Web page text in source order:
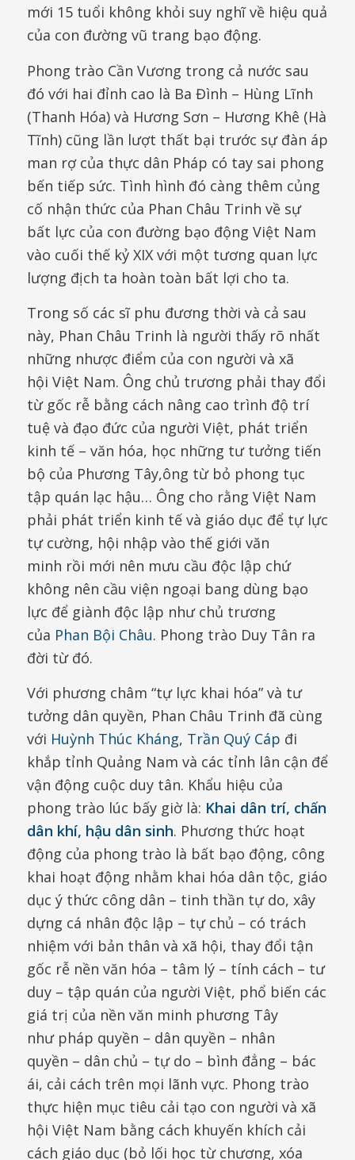
mới 15 tuổi không khỏi suy nghĩ về hiệu quả
của con đường vũ trang bạo động.
Phong trào Cần Vương trong cả nước sau
đó với hai đỉnh cao là Ba Đình – Hùng Lĩnh
(Thanh Hóa) và Hương Sơn – Hương Khê (Hà
Tĩnh) cũng lần lượt thất bại trước sự đàn áp
man rợ của thực dân Pháp có tay sai phong
bến tiếp sức. Tình hình đó càng thêm củng
cố nhận thức của Phan Châu Trinh về sự
bất lực của con đường bạo động Việt Nam
vào cuối thế kỷ XIX với một tương quan lực
lượng địch ta hoàn toàn bất lợi cho ta.
Trong số các sĩ phu đương thời và cả sau
này, Phan Châu Trinh là người thấy rõ nhất
những nhược điểm của con người và xã
hội Việt Nam. Ông chủ trương phải thay đổi
từ gốc rễ bằng cách nâng cao trình độ trí
tuệ và đạo đức của người Việt, phát triển
kinh tế – văn hóa, học những tư tưởng tiến
bộ của Phương Tây,ông từ bỏ phong tục
tập quán lạc hậu… Ông cho rằng Việt Nam
phải phát triển kinh tế và giáo dục để tự lực
tự cường, hội nhập vào thế giới văn
minh rồi mới nên mưu cầu độc lập chứ
không nên cầu viện ngoại bang dùng bạo
lực để giành độc lập như chủ trương
của Phan Bội Châu. Phong trào Duy Tân ra
đời từ đó.
Với phương châm “tự lực khai hóa” và tư
tưởng dân quyền, Phan Châu Trinh đã cùng
với Huỳnh Thúc Kháng, Trần Quý Cáp đi
khắp tỉnh Quảng Nam và các tỉnh lân cận để
vận động cuộc duy tân. Khẩu hiệu của
phong trào lúc bấy giờ là: Khai dân trí, chấn
dân khí, hậu dân sinh. Phương thức hoạt
động của phong trào là bất bạo động, công
khai hoạt động nhằm khai hóa dân tộc, giáo
dục ý thức công dân – tinh thần tự do, xây
dựng cá nhân độc lập – tự chủ – có trách
nhiệm với bản thân và xã hội, thay đổi tận
gốc rễ nền văn hóa – tâm lý – tính cách – tư
duy – tập quán của người Việt, phổ biến các
giá trị của nền văn minh phương Tây
như pháp quyền – dân quyền – nhân
quyền – dân chủ – tự do – bình đẳng – bác
ái, cải cách trên mọi lãnh vực. Phong trào
thực hiện mục tiêu cải tạo con người và xã
hội Việt Nam bằng cách khuyến khích cải
cách giáo dục (bỏ lối học từ chương, xóa